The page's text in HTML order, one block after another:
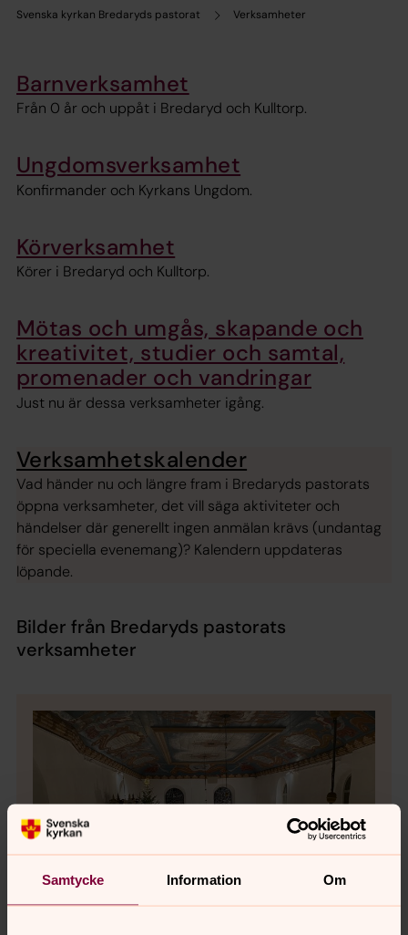
Samtycke Information Om
Svenska kyrkan Bredaryds pastorat Verksamheter
Barnverksamhet
Från 0 år och uppåt i Bredaryd och Kulltorp.
Ungdomsverksamhet
Konfirmander och Kyrkans Ungdom.
Körverksamhet
Körer i Bredaryd och Kulltorp.
Mötas och umgås, skapande och
kreativitet, studier och samtal,
promenader och vandringar
Just nu är dessa verksamheter igång.
Verksamhetskalender
Vad händer nu och längre fram i Bredaryds pastorats
öppna verksamheter, det vill säga aktiviteter och
händelser där generellt ingen anmälan krävs (undantag
för speciella evenemang)? Kalendern uppdateras
löpande.
Bilder från Bredaryds pastorats
verksamheter